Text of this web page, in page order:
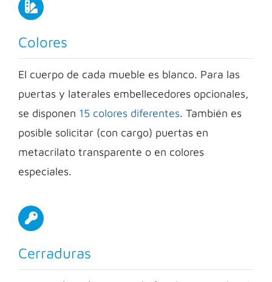
Colores
El cuerpo de cada mueble es blanco. Para las
puertas y laterales embellecedores opcionales,
se disponen 15 colores diferentes. También es
posible solicitar (con cargo) puertas en
metacrilato transparente o en colores
especiales.
Cerraduras